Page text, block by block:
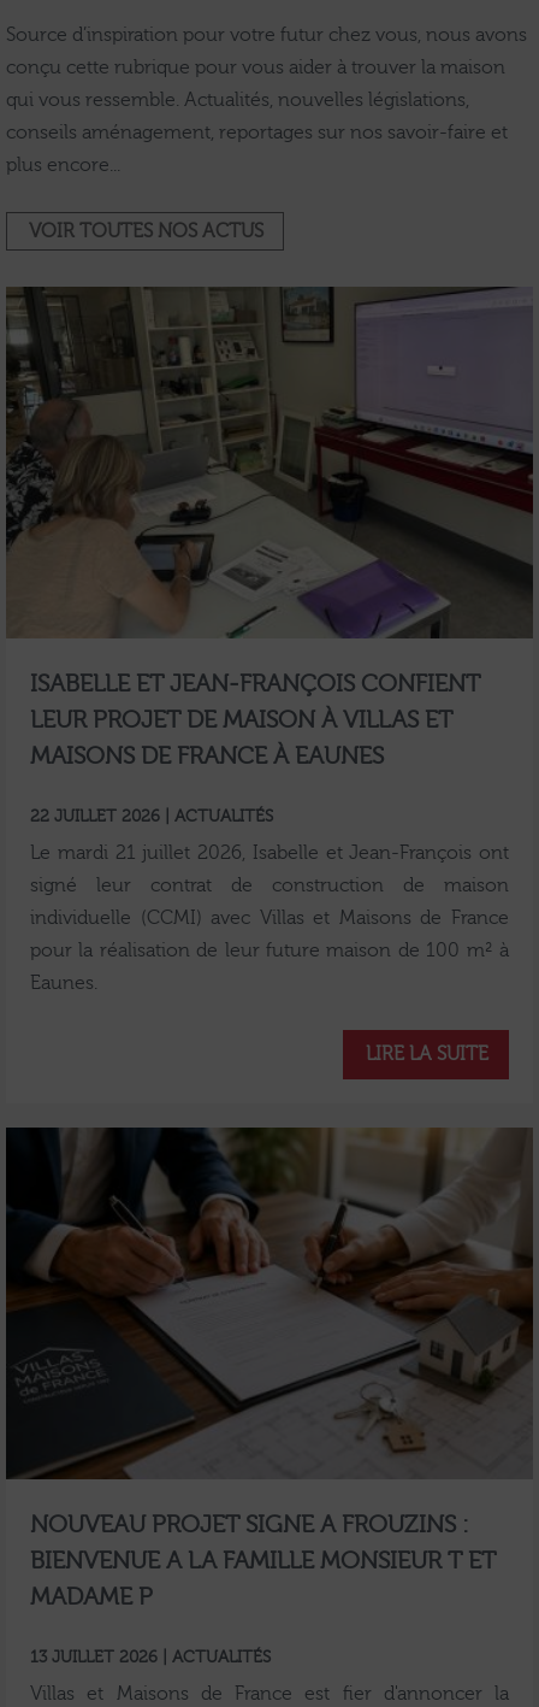
Source d’inspiration pour votre futur chez vous, nous avons
conçu cette rubrique pour vous aider à trouver la maison
qui vous ressemble. Actualités, nouvelles législations,
conseils aménagement, reportages sur nos savoir-faire et
plus encore...
VOIR TOUTES NOS ACTUS
ISABELLE ET JEAN‑FRANÇOIS CONFIENT
LEUR PROJET DE MAISON À VILLAS ET
MAISONS DE FRANCE À EAUNES
22 JUILLET 2026 | ACTUALITÉS
Le mardi 21 juillet 2026, Isabelle et Jean‑François ont
signé leur contrat de construction de maison
individuelle (CCMI) avec Villas et Maisons de France
pour la réalisation de leur future maison de 100 m² à
Eaunes.
LIRE LA SUITE
NOUVEAU PROJET SIGNE A FROUZINS :
BIENVENUE A LA FAMILLE MONSIEUR T ET
MADAME P
13 JUILLET 2026 | ACTUALITÉS
Villas et Maisons de France est fier d'annoncer la